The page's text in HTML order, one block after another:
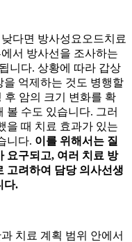
다면 방사성요오드치료
서 방사선을 조사하는
니다. 상황에 따라 갑상
억제하는 것도 병행할
후 암의 크기 변화를 확
볼 수도 있습니다. 그러
을 때 치료 효과가 있는
니다. 이를 위해서는 질
요구되고, 여러 치료 방
고려하여 담당 의사선생
다.
치료 계획 범위 안에서